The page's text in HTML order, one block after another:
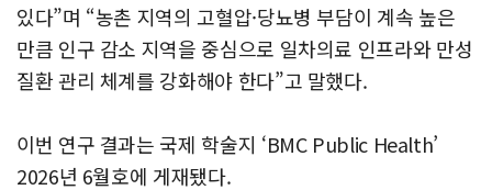
있다”며 “농촌 지역의 고혈압·당뇨병 부담이 계속 높은
만큼 인구 감소 지역을 중심으로 일차의료 인프라와 만성
질환 관리 체계를 강화해야 한다”고 말했다.
이번 연구 결과는 국제 학술지 ‘BMC Public Health’
2026년 6월호에 게재됐다.